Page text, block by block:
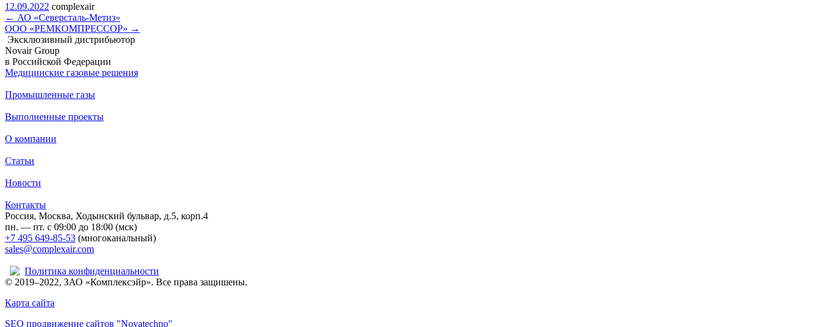
12.09.2022 complexair
← АО «Северсталь-Метиз»
ООО «РЕМКОМПРЕССОР» →
Эксклюзивный дистрибьютор
Novair Group
в Российской Федерации
Медицинские газовыe решения
Промышленные газы
Выполненные проекты
О компании
Статьи
Новости
Контакты
Россия, Москва, Ходынский бульвар, д.5, корп.4
пн. — пт. с 09:00 до 18:00 (мск)
+7 495 649-85-53 (многоканальный)
sales@complexair.com
Политика конфиденциальности
© 2019–2022, ЗАО «Комплексэйр». Все права защишены.
Карта сайта
SEO продвижение сайтов "Novatechno"